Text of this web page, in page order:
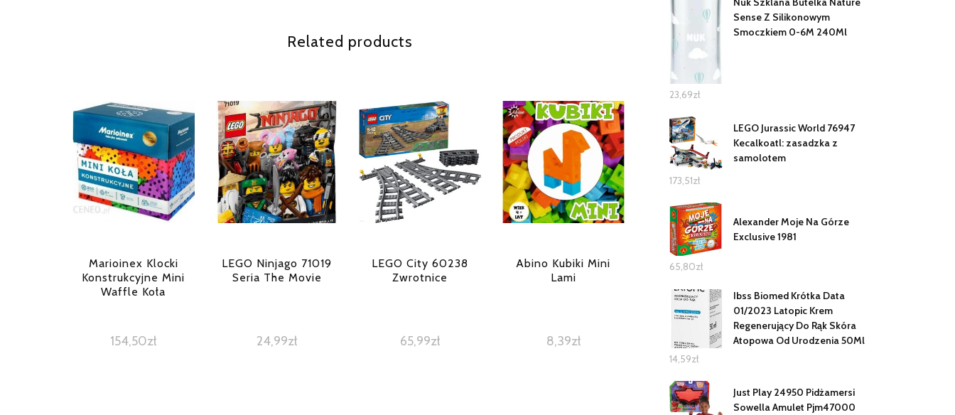
Related products
Marioinex Klocki
Konstrukcyjne Mini
Waffle Koła
154,50zł
LEGO Ninjago 71019
Seria The Movie
24,99zł
LEGO City 60238
Zwrotnice
65,99zł
Abino Kubiki Mini
Lami
8,39zł
Sense Z Silikonowym
Smoczkiem 0-6M 240Ml
23,69zł
LEGO Jurassic World 76947
Kecalkoatl: zasadzka z
samolotem
173,51zł
Alexander Moje Na Górze
Exclusive 1981
65,80zł
Ibss Biomed Krótka Data
01/2023 Latopic Krem
Regenerujący Do Rąk Skóra
Atopowa Od Urodzenia 50Ml
14,59zł
Just Play 24950 Pidżamersi
Sowella Amulet Pjm47000